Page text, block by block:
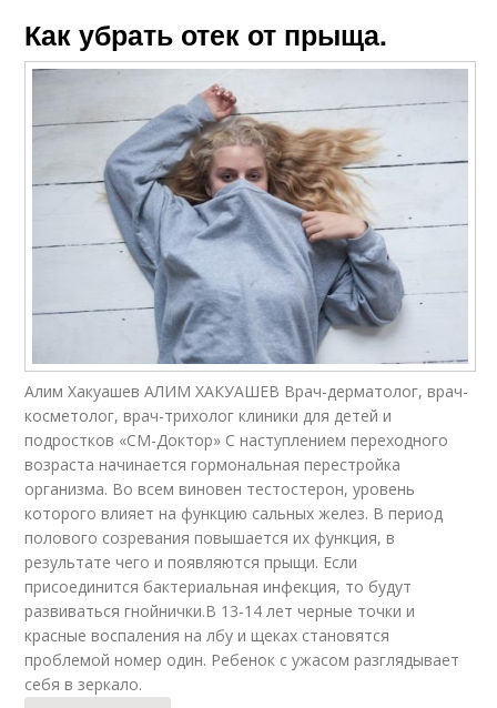
Как убрать отек от прыща.
Алим Хакуашев АЛИМ ХАКУАШЕВ Врач-дерматолог, врач-
косметолог, врач-трихолог клиники для детей и
подростков «СМ-Доктор» С наступлением переходного
возраста начинается гормональная перестройка
организма. Во всем виновен тестостерон, уровень
которого влияет на функцию сальных желез. В период
полового созревания повышается их функция, в
результате чего и появляются прыщи. Если
присоединится бактериальная инфекция, то будут
развиваться гнойнички.В 13-14 лет черные точки и
красные воспаления на лбу и щеках становятся
проблемой номер один. Ребенок с ужасом разглядывает
себя в зеркало.